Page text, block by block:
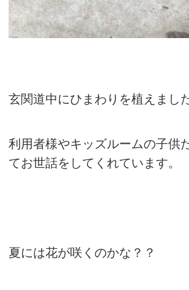
玄関道中にひまわりを植えました
利用者様やキッズルームの子供
てお世話をしてくれています。
夏には花が咲くのかな？？